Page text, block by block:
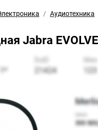
Аудиотехника
Jabra